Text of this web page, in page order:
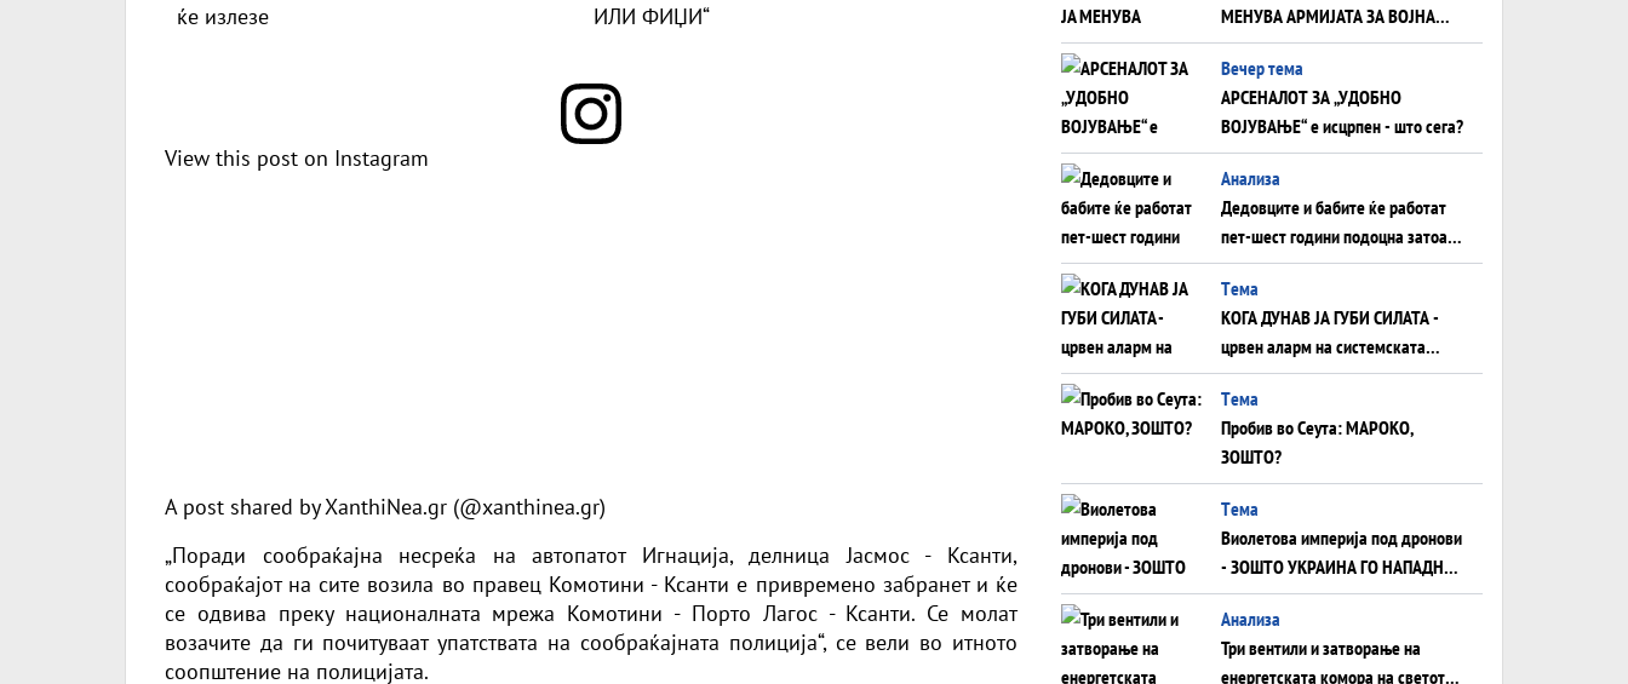
View this post on Instagram
A post shared by XanthiNea.gr (@xanthinea.gr)
„Поради сообраќајна несреќа на автопатот Игнација, делница Јасмос - Ксанти,
сообраќајот на сите возила во правец Комотини - Ксанти е привремено забранет и ќе
се одвива преку националната мрежа Комотини - Порто Лагос - Ксанти. Се молат
возачите да ги почитуваат упатствата на сообраќајната полиција“, се вели во итното
соопштение на полицијата.
МЕНУВА АРМИЈАТА ЗА ВОЈНА
ШТО ОСТАНУВА БЕЗ ФРОНТ
Вечер тема
АРСЕНАЛОТ ЗА „УДОБНО
ВОЈУВАЊЕ“ е исцрпен - што сега?
Анализа
Дедовците и бабите ќе работат
пет-шест години подоцна затоа
што НЕМААТ ВНУЦИ ДА ГИ
ЗАМЕНАТ
Tема
КОГА ДУНАВ ЈА ГУБИ СИЛАТА -
црвен аларм на системската
плоча од јужна Германија до
Црното Море...
Tема
Пробив во Сеута: МАРОКО,
ЗОШТО?
Tема
Виолетова империја под дронови
- ЗОШТО УКРАИНА ГО НАПАДНА
РУСКИОТ WILDBERRIES
Aнализа
Три вентили и затворање на
енергетската комора на светот: